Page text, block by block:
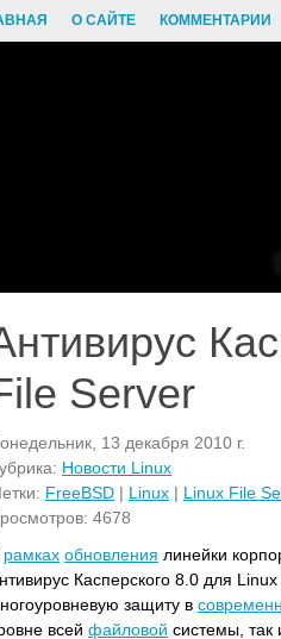
О САЙТЕ КОММЕНТАРИИ
Server
13 декабря 2010 г.
Новости Linux
FreeBSD | Linux | Linux File
4678
рамках обновления линейки
Касперского 8.0 для
защиту в
всей файловой системы, так